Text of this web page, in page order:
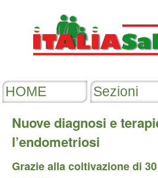
Nuove diagnosi e
l’endometriosi
Grazie alla coltivazione di